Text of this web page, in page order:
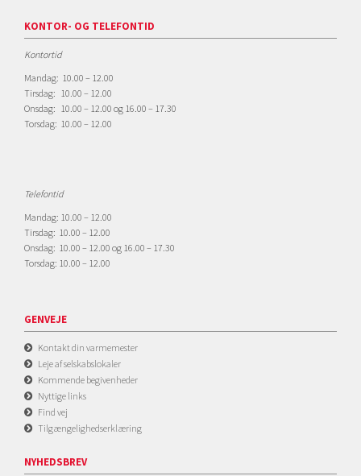
KONTOR- OG TELEFONTID
Kontortid
Mandag: 10.00 – 12.00
Tirsdag: 10.00 – 12.00
Onsdag: 10.00 – 12.00 og 16.00 – 17.30
Torsdag: 10.00 – 12.00
Telefontid
Mandag: 10.00 – 12.00
Tirsdag: 10.00 – 12.00
Onsdag: 10.00 – 12.00 og 16.00 – 17.30
Torsdag: 10.00 – 12.00
GENVEJE
Kontakt din varmemester
Leje af selskabslokaler
Kommende begivenheder
Nyttige links
Find vej
Tilgængelighedserklæring
NYHEDSBREV